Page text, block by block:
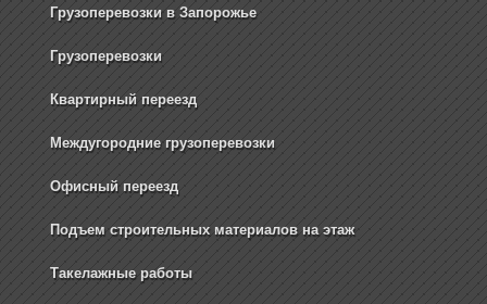
Грузоперевозки в Запорожье
Грузоперевозки
Квартирный переезд
Междугородние грузоперевозки
Офисный переезд
Подъем строительных материалов на этаж
Такелажные работы